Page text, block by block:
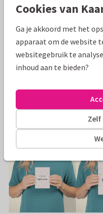
Moederdag kaarten
Specificaties bij deze kaart
Papiersoort: Kies uit 6
Adres: Achterop
Formaten
Cookies van
Ga je akkoord met het
apparaat om de website
websitegebruik te
inhoud aan te bieden?
Zelf